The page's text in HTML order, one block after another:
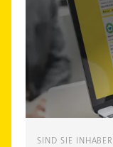
SIND SIE